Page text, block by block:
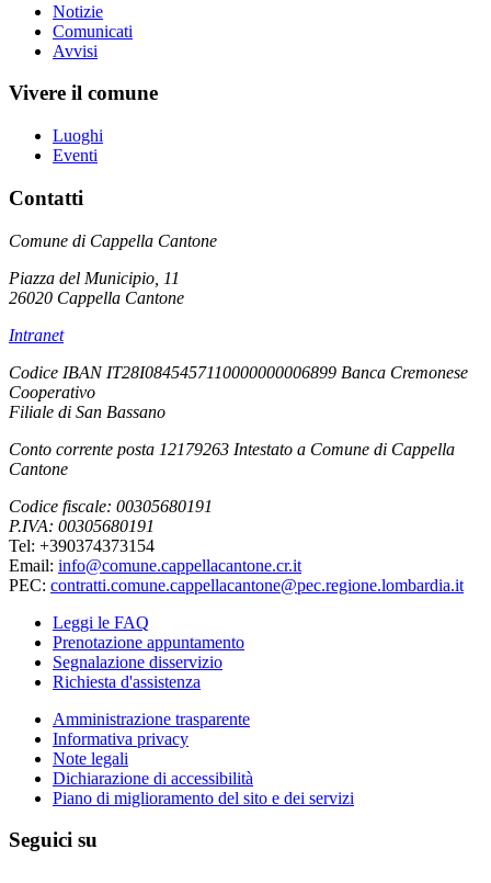
Notizie
Comunicati
Avvisi
Vivere il comune
Luoghi
Eventi
Contatti
Comune di Cappella Cantone
Piazza del Municipio, 11
26020 Cappella Cantone
Intranet
Codice IBAN IT28I0845457110000000006899 Banca Cremonese
Cooperativo
Filiale di San Bassano
Conto corrente posta 12179263 Intestato a Comune di Cappella
Cantone
Codice fiscale: 00305680191
P.IVA: 00305680191
Tel: +390374373154
Email: info@comune.cappellacantone.cr.it
PEC: contratti.comune.cappellacantone@pec.regione.lombardia.it
Leggi le FAQ
Prenotazione appuntamento
Segnalazione disservizio
Richiesta d'assistenza
Amministrazione trasparente
Informativa privacy
Note legali
Dichiarazione di accessibilità
Piano di miglioramento del sito e dei servizi
Seguici su